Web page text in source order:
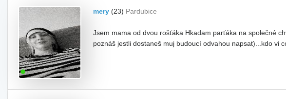
mery (23) Pardubice
Jsem mama od dvou rošťáka Hkadam parťáka na společné
poznáš jestli dostaneš muj budoucí odvahou napsat)...kdo vi